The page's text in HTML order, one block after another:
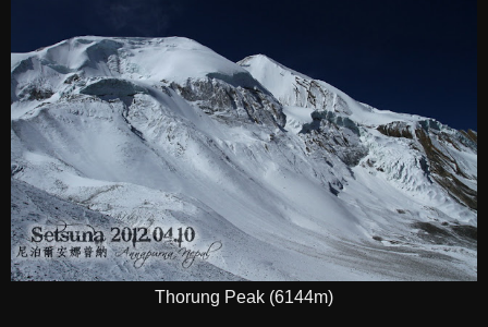
Thorung Peak (6144m)